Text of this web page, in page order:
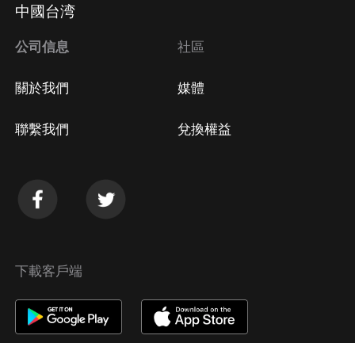
中國台湾
公司信息
關於我們
聯繫我們
社區
媒體
兌換權益
下載客戶端